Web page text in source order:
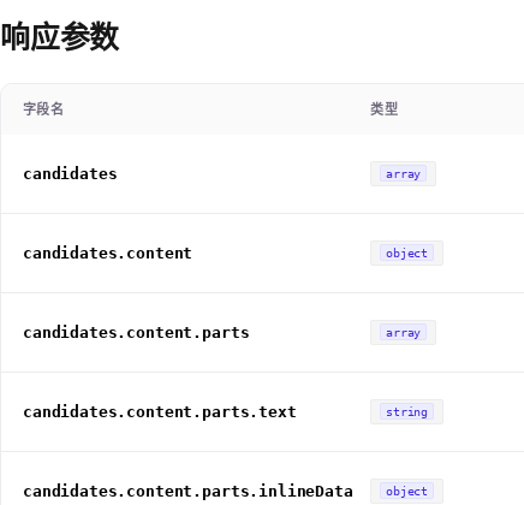
响应参数
字段名 类型
candidates array
candidates.content object
candidates.content.parts array
candidates.content.parts.text string
candidates.content.parts.inlineData object